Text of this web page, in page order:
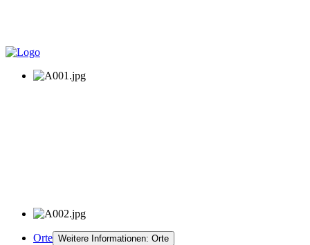
Orte Weitere Informationen: Orte